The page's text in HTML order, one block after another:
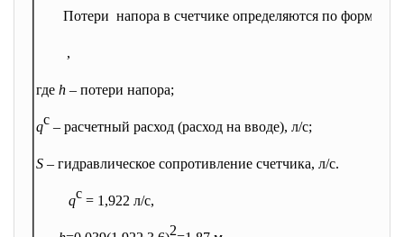
Потери напора в счетчике определяются по формуле:
,
где h – потери напора;
qс – расчетный расход (расход на вводе), л/с;
S – гидравлическое сопротивление счетчика, л/с.
qс = 1,922 л/с,
2